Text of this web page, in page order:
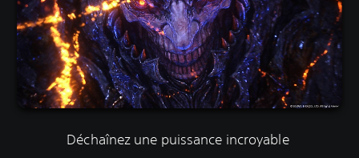
Déchaînez une puissance incroyable